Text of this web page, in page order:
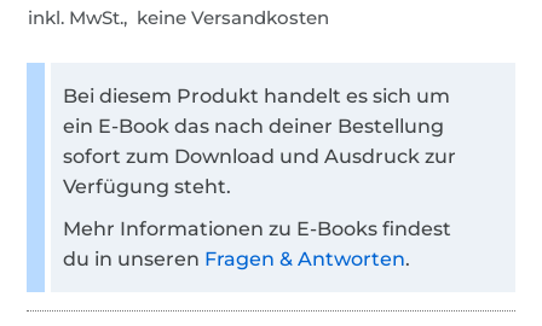
inkl. MwSt., keine Versandkosten
Bei diesem Produkt handelt es sich um
ein E-Book das nach deiner Bestellung
sofort zum Download und Ausdruck zur
Verfügung steht.
Mehr Informationen zu E-Books findest
du in unseren Fragen & Antworten.